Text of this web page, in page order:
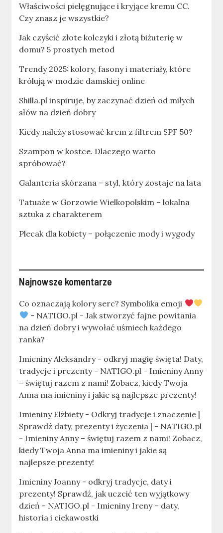
Właściwości pielęgnujące i kryjące kremu CC.
Czy znasz je wszystkie?
Jak czyścić złote kolczyki i złotą biżuterię w
domu? 5 prostych metod
Trendy 2025: kolory, fasony i materiały, które
królują w modzie damskiej online
Shilla.pl inspiruje, by zaczynać dzień od miłych
słów na dzień dobry
Kiedy należy stosować krem z filtrem SPF 50?
Szampon w kostce. Dlaczego warto
spróbować?
Galanteria skórzana – styl, który zostaje na lata
Tatuaże w Gorzowie Wielkopolskim – lokalna
sztuka z charakterem
Plecak dla kobiety – połączenie mody i wygody
Najnowsze komentarze
Co oznaczają kolory serc? Symbolika emoji
- NATIGO.pl - Jak stworzyć fajne powitania
na dzień dobry i wywołać uśmiech każdego
ranka?
Imieniny Aleksandry - odkryj magię święta! Daty,
tradycje i prezenty - NATIGO.pl - Imieniny Anny
– świętuj razem z nami! Zobacz, kiedy Twoja
Anna ma imieniny i jakie są najlepsze prezenty!
Imieniny Elżbiety - Odkryj tradycje i znaczenie |
Sprawdź daty, prezenty i życzenia | - NATIGO.pl
- Imieniny Anny – świętuj razem z nami! Zobacz,
kiedy Twoja Anna ma imieniny i jakie są
najlepsze prezenty!
Imieniny Joanny - odkryj tradycje, daty i
prezenty! Sprawdź, jak uczcić ten wyjątkowy
dzień - NATIGO.pl - Imieniny Ireny – daty,
historia i ciekawostki